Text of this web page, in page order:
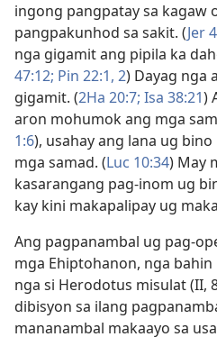
ingong pangpatay sa kagaw
pangpakunhod sa sakit. (Jer
nga gigamit ang pipila ka
47:12; Pin 22:​1, 2) Dayag nga
gigamit. (2Ha 20:7; Isa 38:21)
aron mohumok ang mga
1:6), usahay ang lana ug
mga samad. (Luc 10:34) May
kasarangang pag-inom ug
kay kini makapalipay ug
Ang pagpanambal ug pag-
mga Ehiptohanon, nga
nga si Herodotus misulat (II,
dibisyon sa ilang
mananambal makaayo sa